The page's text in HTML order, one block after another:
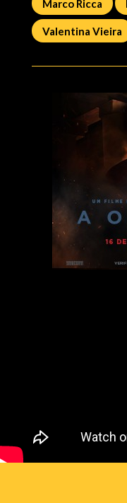
Marco Ricca
Valentina Vieira